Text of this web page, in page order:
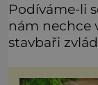
Podíváme-li
nám nechce
stavbaři